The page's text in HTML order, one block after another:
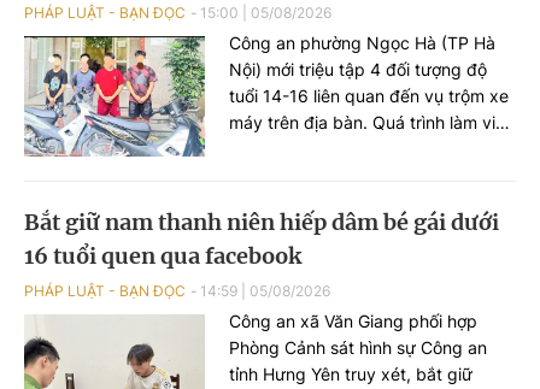
PHÁP LUẬT - BẠN ĐỌC 15:00 05/08/2026
Công an phường Ngọc Hà (TP Hà
Nội) mới triệu tập 4 đối tượng độ
tuổi 14-16 liên quan đến vụ trộm xe
máy trên địa bàn. Quá trình làm việc
Bắt giữ nam thanh niên hiếp dâm bé gái dưới
16 tuổi quen qua facebook
PHÁP LUẬT - BẠN ĐỌC 14:59 05/08/2026
Công an xã Văn Giang phối hợp
Phòng Cảnh sát hình sự Công an
tỉnh Hưng Yên truy xét, bắt giữ